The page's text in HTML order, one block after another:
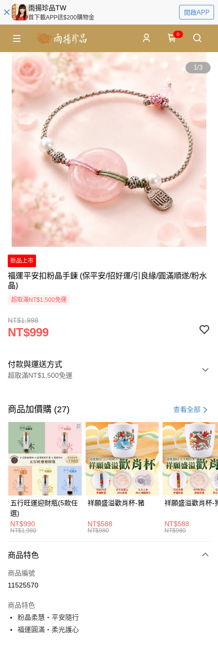
雨揚珍品TW
首下載APP送$200購物金
開啟APP
0
1/3
新品上市
福運平安扣粉晶手鍊 (保平安/招好運/引良緣/圓滿順遂/粉水
晶)
超取滿NT$1,500免運
NT$1,998
NT$999
付款與運送方式
超取滿NT$1,500免運
信用卡一次付款
LINE Pay
Apple Pay
街口支付
悠遊付
Google Pay
全支付
ATM付款
貨到付款
運送方式
每筆NT$120，滿NT$1,500(含以上)免運費
付款後萊爾富取貨(訂單門檻$4000以下)
商品加價購 (27) 查看全部
五行旺運迎財瓶(5款任
選)
NT$990
NT$1,980
祥願盛溢歡肖杯-豬
NT$588
NT$980
祥願盛溢歡肖杯-
NT$588
NT$980
商品特色
商品編號
11525570
商品特色
粉晶柔慧・平安隨行
福運圓滿・柔光護心